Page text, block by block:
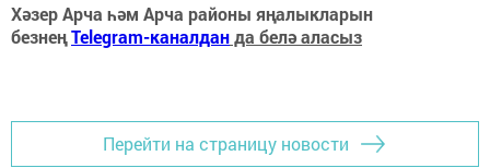
Хәзер Арча һәм Арча районы яңалыкларын
безнеңTelegram-каналданда белә аласыз
Перейти на страницу новости